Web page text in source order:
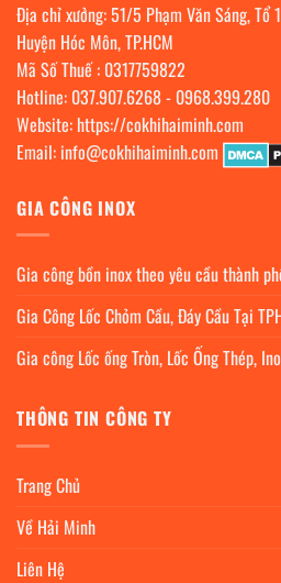
Địa chỉ xưởng: 51/5 Phạm Văn Sáng, Tổ
Huyện Hóc Môn, TP.HCM
Mã Số Thuế : 0317759822
Hotline: 037.907.6268- 0968.399.280
Website: https://cokhihaiminh.com
Email: info@cokhihaiminh.com
GIA CÔNG INOX
Gia công bồn inox theo yêu cầu thành
Gia Công Lốc Chỏm Cầu, Đáy Cầu Tại
Gia công Lốc ống Tròn, Lốc Ống Thép,
THÔNG TIN CÔNG TY
Trang Chủ
Về Hải Minh
Liên Hệ